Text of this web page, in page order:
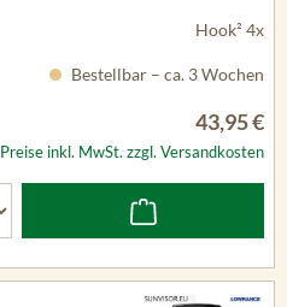
Hook² 4x
Bestellbar – ca. 3 Wochen
43,95 €
Preise inkl. MwSt. zzgl. Versandkosten